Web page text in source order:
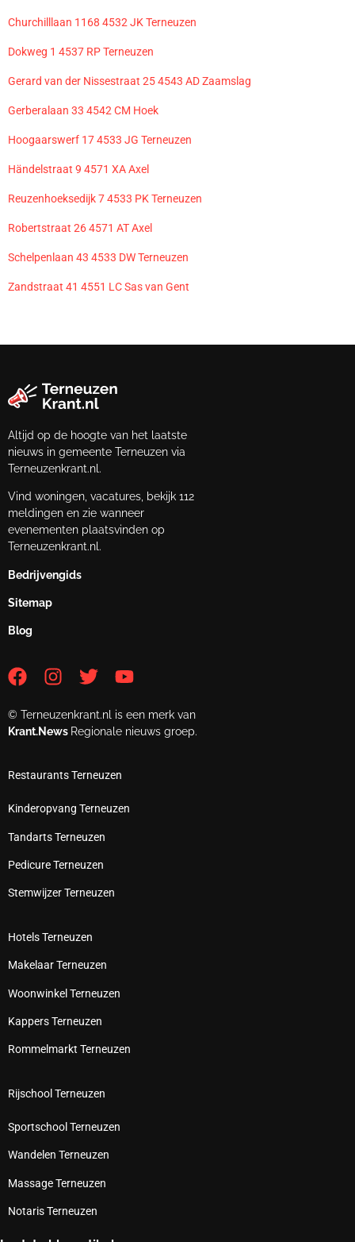
Churchilllaan 1168 4532 JK Terneuzen
Dokweg 1 4537 RP Terneuzen
Gerard van der Nissestraat 25 4543 AD Zaamslag
Gerberalaan 33 4542 CM Hoek
Hoogaarswerf 17 4533 JG Terneuzen
Händelstraat 9 4571 XA Axel
Reuzenhoeksedijk 7 4533 PK Terneuzen
Robertstraat 26 4571 AT Axel
Schelpenlaan 43 4533 DW Terneuzen
Zandstraat 41 4551 LC Sas van Gent
Altijd op de hoogte van het laatste
nieuws in gemeente Terneuzen via
Terneuzenkrant.nl.
Vind woningen, vacatures, bekijk 112
meldingen en zie wanneer
evenementen plaatsvinden op
Terneuzenkrant.nl.
Bedrijvengids
Sitemap
Blog
© Terneuzenkrant.nl is een merk van
Krant.News Regionale nieuws groep.
Restaurants Terneuzen
Kinderopvang Terneuzen
Tandarts Terneuzen
Pedicure Terneuzen
Stemwijzer Terneuzen
Hotels Terneuzen
Makelaar Terneuzen
Woonwinkel Terneuzen
Kappers Terneuzen
Rommelmarkt Terneuzen
Rijschool Terneuzen
Sportschool Terneuzen
Wandelen Terneuzen
Massage Terneuzen
Notaris Terneuzen